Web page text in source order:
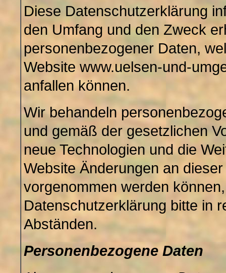
Diese Datenschutzerklärung
den Umfang und den Zweck
personenbezogener Daten,
Website www.uelsen-und-
anfallen können.
Wir behandeln
und gemäß der gesetzlichen
neue Technologien und die
Website Änderungen an
vorgenommen werden
Datenschutzerklärung bitte in
Abständen.
Personenbezogene Daten